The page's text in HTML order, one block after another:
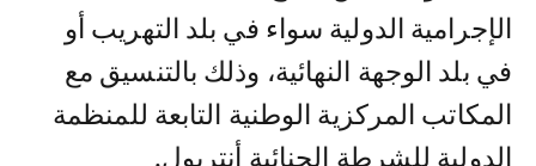
الإجرامية الدولية سواء في بلد التهريب أو
في بلد الوجهة النهائية، وذلك بالتنسيق مع
المكاتب المركزية الوطنية التابعة للمنظمة
الدولية للشرطة الجنائية أنتربول.